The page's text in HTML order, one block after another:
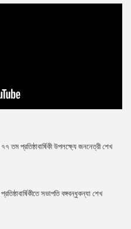
তম প্রতিষ্ঠাবার্ষিকী উপলক্ষ্যে জননেত্রী শেখ
সভাপতি বঙ্গবন্ধুকন্যা শেখ